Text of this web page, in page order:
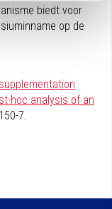
biedt voor
op de
hoc analysis of an
7.